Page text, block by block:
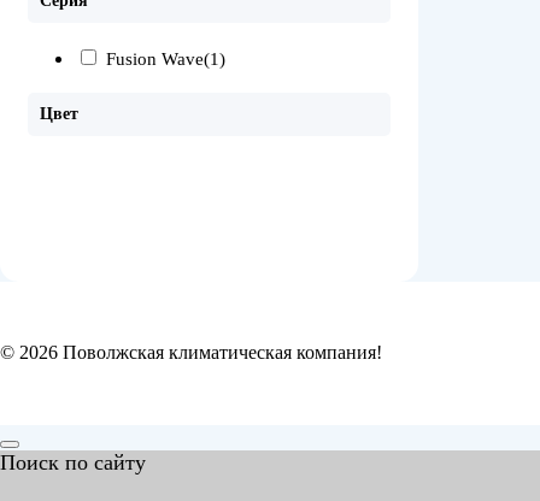
Fusion Wave(1)
Цвет
© 2026 Поволжская климатическая компания!
Поиск по сайту